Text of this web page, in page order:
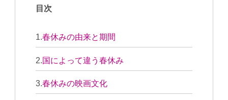
目次
春休みの由来と期間
国によって違う春休み
春休みの映画文化